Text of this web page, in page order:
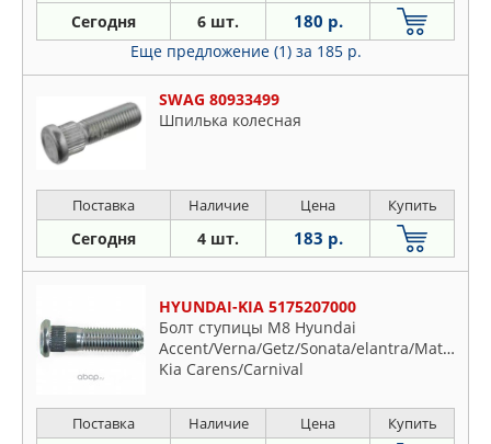
Сегодня 6 шт. 180 р.
Еще предложение (1) за 185 р.
SWAG 80933499
Шпилька колесная
Поставка Наличие Цена Купить
Сегодня 4 шт. 183 р.
HYUNDAI-KIA 5175207000
Болт ступицы M8 Hyundai
Accent/Verna/Getz/Sonata/elantra/Matrix,
Kia Carens/Carnival
Поставка Наличие Цена Купить